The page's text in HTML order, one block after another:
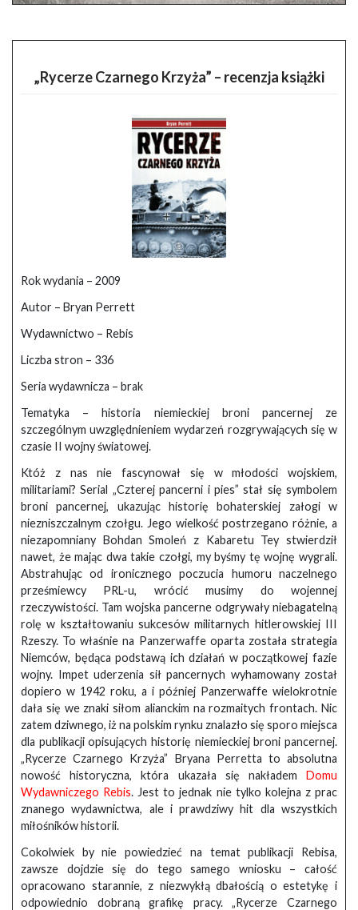
„Rycerze Czarnego Krzyża” – recenzja książki
Rok wydania – 2009
Autor – Bryan Perrett
Wydawnictwo – Rebis
Liczba stron – 336
Seria wydawnicza – brak
Tematyka – historia niemieckiej broni pancernej ze
szczególnym uwzględnieniem wydarzeń rozgrywających się w
czasie II wojny światowej.
Któż z nas nie fascynował się w młodości wojskiem,
militariami? Serial „Czterej pancerni i pies” stał się symbolem
broni pancernej, ukazując historię bohaterskiej załogi w
niezniszczalnym czołgu. Jego wielkość postrzegano różnie, a
niezapomniany Bohdan Smoleń z Kabaretu Tey stwierdził
nawet, że mając dwa takie czołgi, my byśmy tę wojnę wygrali.
Abstrahując od ironicznego poczucia humoru naczelnego
prześmiewcy PRL-u, wrócić musimy do wojennej
rzeczywistości. Tam wojska pancerne odgrywały niebagatelną
rolę w kształtowaniu sukcesów militarnych hitlerowskiej III
Rzeszy. To właśnie na Panzerwaffe oparta została strategia
Niemców, będąca podstawą ich działań w początkowej fazie
wojny. Impet uderzenia sił pancernych wyhamowany został
dopiero w 1942 roku, a i później Panzerwaffe wielokrotnie
dała się we znaki siłom alianckim na rozmaitych frontach. Nic
zatem dziwnego, iż na polskim rynku znalazło się sporo miejsca
dla publikacji opisujących historię niemieckiej broni pancernej.
„Rycerze Czarnego Krzyża” Bryana Perretta to absolutna
nowość historyczna, która ukazała się nakładem Domu
Wydawniczego Rebis. Jest to jednak nie tylko kolejna z prac
znanego wydawnictwa, ale i prawdziwy hit dla wszystkich
miłośników historii.
Cokolwiek by nie powiedzieć na temat publikacji Rebisa,
zawsze dojdzie się do tego samego wniosku – całość
opracowano starannie, z niezwykłą dbałością o estetykę i
odpowiednio dobraną grafikę pracy. „Rycerze Czarnego